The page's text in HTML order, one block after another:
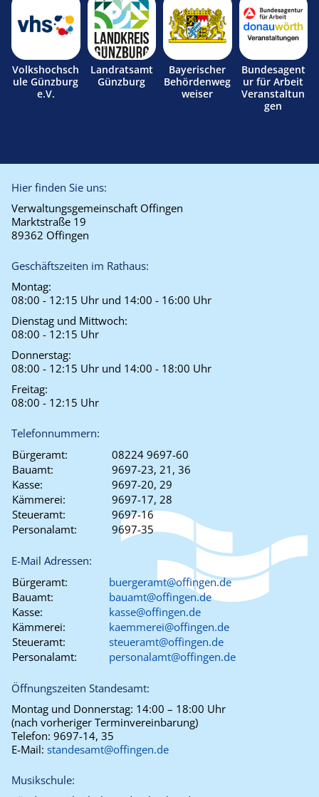
Volkshochsch
ule Günzburg
e.V.
Landratsamt
Günzburg
Bayerischer
Behördenweg
weiser
Bundesagent
ur für Arbeit
Veranstaltun
gen
Hier finden Sie uns:
Verwaltungsgemeinschaft Offingen
Marktstraße 19
89362 Offingen
Geschäftszeiten im Rathaus:
Montag:
08:00 - 12:15 Uhr und 14:00 - 16:00 Uhr
Dienstag und Mittwoch:
08:00 - 12:15 Uhr
Donnerstag:
08:00 - 12:15 Uhr und 14:00 - 18:00 Uhr
Freitag:
08:00 - 12:15 Uhr
Telefonnummern:
Bürgeramt:
08224 9697-60
Bauamt:
9697-23, 21, 36
Kasse:
9697-20, 29
Kämmerei:
9697-17, 28
Steueramt:
9697-16
Personalamt:
9697-35
E-Mail Adressen:
Bürgeramt:
buergeramt@offingen.de
Bauamt:
bauamt@offingen.de
Kasse:
kasse@offingen.de
Kämmerei:
kaemmerei@offingen.de
Steueramt:
steueramt@offingen.de
Personalamt:
personalamt@offingen.de
Öffnungszeiten Standesamt:
Montag und Donnerstag: 14:00 – 18:00 Uhr
(nach vorheriger Terminvereinbarung)
Telefon: 9697-14, 35
E-Mail: standesamt@offingen.de
Musikschule: